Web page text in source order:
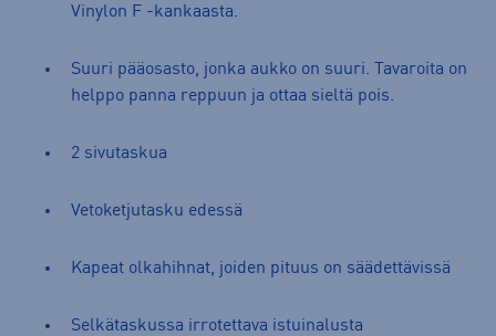
Vinylon F -kankaasta.
Suuri pääosasto, jonka aukko on suuri. Tavaroita on
helppo panna reppuun ja ottaa sieltä pois.
2 sivutaskua
Vetoketjutasku edessä
Kapeat olkahihnat, joiden pituus on säädettävissä
Selkätaskussa irrotettava istuinalusta